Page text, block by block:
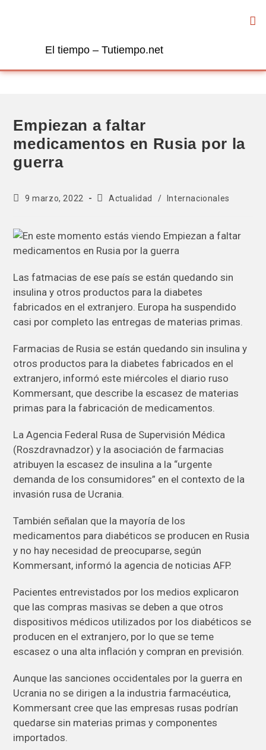
El tiempo – Tutiempo.net
Empiezan a faltar
medicamentos en Rusia por la
guerra
9 marzo, 2022 Actualidad / Internacionales
Las fatmacias de ese país se están quedando sin
insulina y otros productos para la diabetes
fabricados en el extranjero. Europa ha suspendido
casi por completo las entregas de materias primas.
Farmacias de Rusia se están quedando sin insulina y
otros productos para la diabetes fabricados en el
extranjero, informó este miércoles el diario ruso
Kommersant, que describe la escasez de materias
primas para la fabricación de medicamentos.
La Agencia Federal Rusa de Supervisión Médica
(Roszdravnadzor) y la asociación de farmacias
atribuyen la escasez de insulina a la “urgente
demanda de los consumidores” en el contexto de la
invasión rusa de Ucrania.
También señalan que la mayoría de los
medicamentos para diabéticos se producen en Rusia
y no hay necesidad de preocuparse, según
Kommersant, informó la agencia de noticias AFP.
Pacientes entrevistados por los medios explicaron
que las compras masivas se deben a que otros
dispositivos médicos utilizados por los diabéticos se
producen en el extranjero, por lo que se teme
escasez o una alta inflación y compran en previsión.
Aunque las sanciones occidentales por la guerra en
Ucrania no se dirigen a la industria farmacéutica,
Kommersant cree que las empresas rusas podrían
quedarse sin materias primas y componentes
importados.